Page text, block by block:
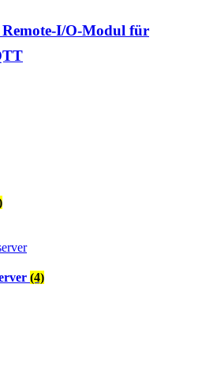
I/O-Modul für
(4)